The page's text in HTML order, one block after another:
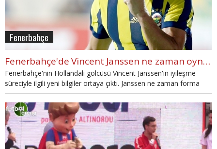
Fenerbahçe
Fenerbahçe'de Vincent Janssen ne zaman oynayacak? Vincent Janssen neden oynamıyor? (Vincent Janssen kimdir?)
Fenerbahçe'nin Hollandalı golcüsü Vincent Janssen'in iyileşme
süreciyle ilgili yeni bilgiler ortaya çıktı. Janssen ne zaman forma
giyecek? Janssen iyileşti mi? soruları sosyal medyada en çok
merak edilen sorulardan biri oldu. Vincent Janssen'in sakatlık
sonrası çıkacağı maç. Detaylar haberimizde...